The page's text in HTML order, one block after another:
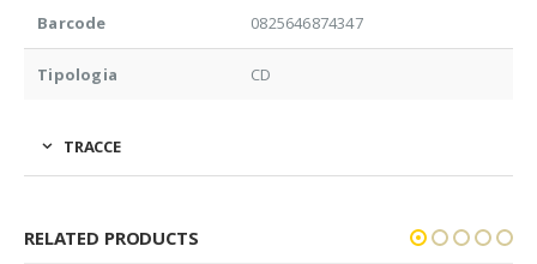
Barcode 0825646874347
Tipologia CD
TRACCE
RELATED PRODUCTS